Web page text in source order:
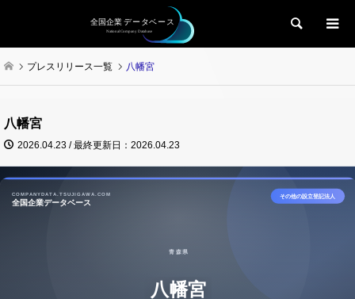
検索
プレスリリース一覧 八幡宮
八幡宮
2026.04.23 / 最終更新日：2026.04.23